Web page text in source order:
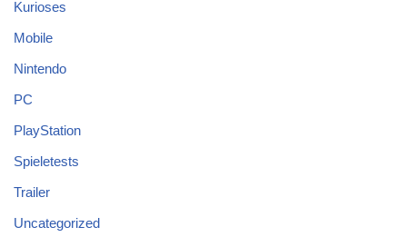
Kurioses
Mobile
Nintendo
PC
PlayStation
Spieletests
Trailer
Uncategorized